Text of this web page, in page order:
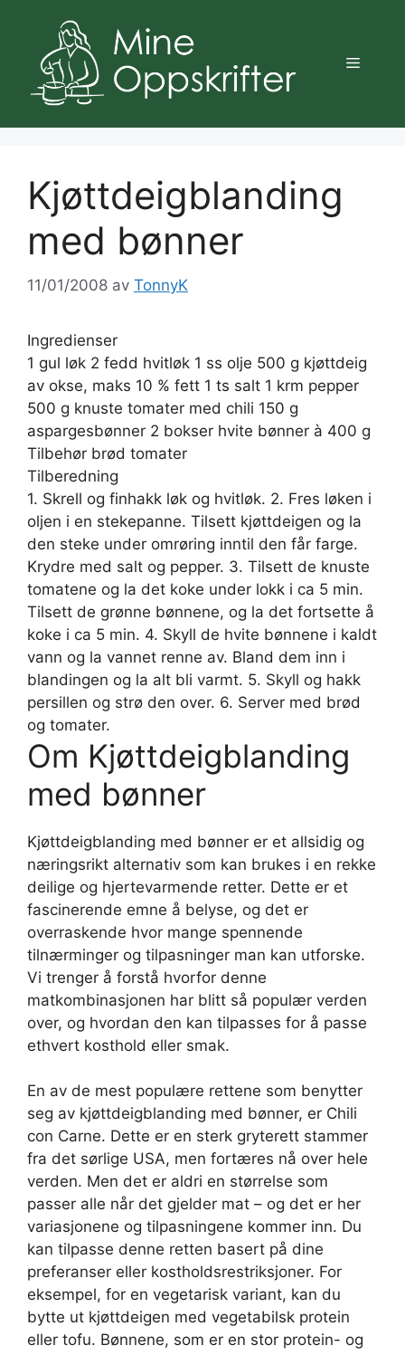
innhold
Meny
Kjøttdeigblanding
med bønner
11/01/2008 av TonnyK
Ingredienser
1 gul løk 2 fedd hvitløk 1 ss olje 500 g kjøttdeig
av okse, maks 10 % fett 1 ts salt 1 krm pepper
500 g knuste tomater med chili 150 g
aspargesbønner 2 bokser hvite bønner à 400 g
Tilbehør brød tomater
Tilberedning
1. Skrell og finhakk løk og hvitløk. 2. Fres løken i
oljen i en stekepanne. Tilsett kjøttdeigen og la
den steke under omrøring inntil den får farge.
Krydre med salt og pepper. 3. Tilsett de knuste
tomatene og la det koke under lokk i ca 5 min.
Tilsett de grønne bønnene, og la det fortsette å
koke i ca 5 min. 4. Skyll de hvite bønnene i kaldt
vann og la vannet renne av. Bland dem inn i
blandingen og la alt bli varmt. 5. Skyll og hakk
persillen og strø den over. 6. Server med brød
og tomater.
Om Kjøttdeigblanding
med bønner
Kjøttdeigblanding med bønner er et allsidig og
næringsrikt alternativ som kan brukes i en rekke
deilige og hjertevarmende retter. Dette er et
fascinerende emne å belyse, og det er
overraskende hvor mange spennende
tilnærminger og tilpasninger man kan utforske.
Vi trenger å forstå hvorfor denne
matkombinasjonen har blitt så populær verden
over, og hvordan den kan tilpasses for å passe
ethvert kosthold eller smak.
En av de mest populære rettene som benytter
seg av kjøttdeigblanding med bønner, er Chili
con Carne. Dette er en sterk gryterett stammer
fra det sørlige USA, men fortæres nå over hele
verden. Men det er aldri en størrelse som
passer alle når det gjelder mat – og det er her
variasjonene og tilpasningene kommer inn. Du
kan tilpasse denne retten basert på dine
preferanser eller kostholdsrestriksjoner. For
eksempel, for en vegetarisk variant, kan du
bytte ut kjøttdeigen med vegetabilsk protein
eller tofu. Bønnene, som er en stor protein- og